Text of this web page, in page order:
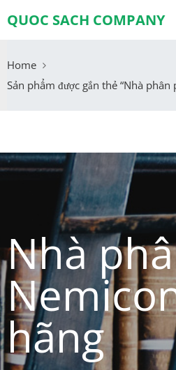
QUOC SACH COMPANY
Home
Sản phẩm được gắn thẻ “Nhà
Nhà
hãng